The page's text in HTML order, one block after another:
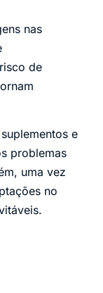
nas
de
e
problemas
uma vez
no